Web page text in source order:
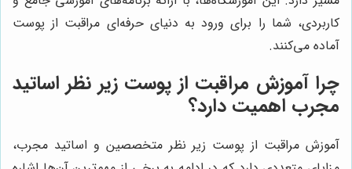
کاربردی، شما را برای ورود به دنیای حرفه‌ای مراقبت از پوست
آماده می‌کنند.
چرا آموزش مراقبت از پوست زیر نظر اساتید
مجرب اهمیت دارد؟
آموزش مراقبت از پوست زیر نظر متخصصین و اساتید مجرب،